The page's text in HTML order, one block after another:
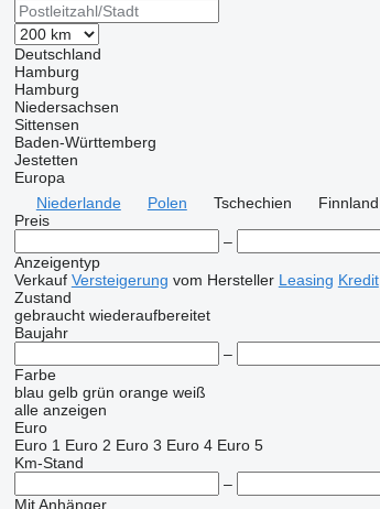
Deutschland
Hamburg
Hamburg
Niedersachsen
Sittensen
Baden-Württemberg
Jestetten
Europa
Niederlande
Polen Tschechien Finnland
Preis
–
Anzeigentyp
Verkauf Versteigerung vom Hersteller Leasing Kredit
Zustand
gebraucht wiederaufbereitet
Baujahr
–
Farbe
blau gelb grün orange weiß
alle anzeigen
Euro
Euro 1 Euro 2 Euro 3 Euro 4 Euro 5
Km-Stand
–
Mit Anhänger